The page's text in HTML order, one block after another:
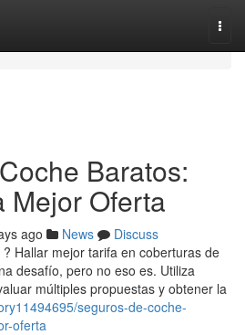
Baratos:
Mejor Oferta
ago News
Discuss
Hallar mejor tarifa en coberturas de
desafío, pero no eso es. Utiliza
múltiples propuestas y obtener la
seguros-de-coche-
oferta